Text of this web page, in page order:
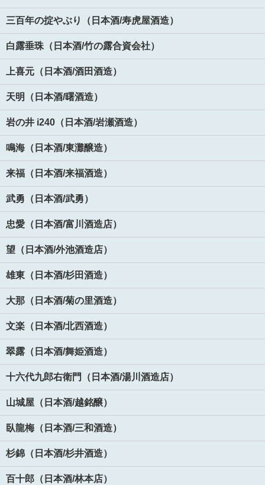
三百年の掟やぶり（日本酒/寿虎屋酒造）
白露垂珠（日本酒/竹の露合資会社）
上喜元（日本酒/酒田酒造）
天明（日本酒/曙酒造）
岩の井 i240（日本酒/岩瀬酒造）
鳴海（日本酒/東灘醸造）
来福（日本酒/来福酒造）
武勇（日本酒/武勇）
忠愛（日本酒/富川酒造店）
望（日本酒/外池酒造店）
雄東（日本酒/杉田酒造）
大那（日本酒/菊の里酒造）
文楽（日本酒/北西酒造）
翠露（日本酒/舞姫酒造）
十六代九郎右衛門（日本酒/湯川酒造店）
山城屋（日本酒/越銘醸）
臥龍梅（日本酒/三和酒造）
杉錦（日本酒/杉井酒造）
百十郎（日本酒/林本店）